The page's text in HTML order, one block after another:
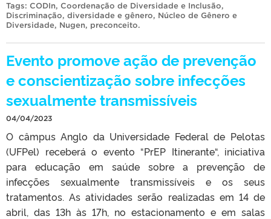
Tags: CODIn, Coordenação de Diversidade e Inclusão,
Discriminação, diversidade e gênero, Núcleo de Gênero e
Diversidade, Nugen, preconceito.
Evento promove ação de prevenção
e conscientização sobre infecções
sexualmente transmissíveis
04/04/2023
O câmpus Anglo da Universidade Federal de Pelotas
(UFPel) receberá o evento “PrEP Itinerante“, iniciativa
para educação em saúde sobre a prevenção de
infecções sexualmente transmissíveis e os seus
tratamentos. As atividades serão realizadas em 14 de
abril, das 13h às 17h, no estacionamento e em salas